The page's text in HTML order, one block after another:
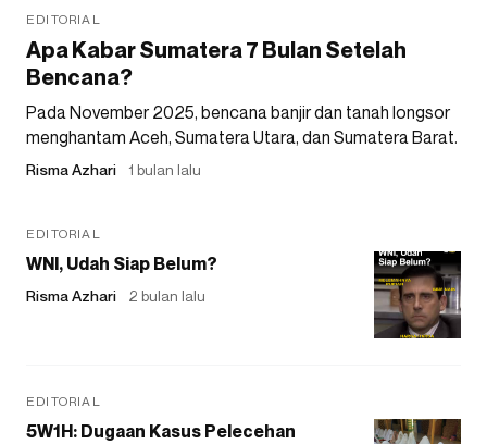
EDITORIAL
Apa Kabar Sumatera 7 Bulan Setelah
Bencana?
Pada November 2025, bencana banjir dan tanah longsor
menghantam Aceh, Sumatera Utara, dan Sumatera Barat.
Risma Azhari 1 bulan lalu
EDITORIAL
WNI, Udah Siap Belum?
Risma Azhari 2 bulan lalu
EDITORIAL
5W1H: Dugaan Kasus Pelecehan